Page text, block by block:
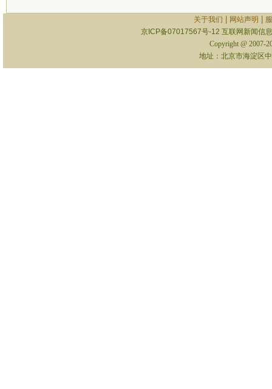
关于我们 网站声明
京ICP备07017567号-12 互联网新闻信
Copyright @ 2007-
地址：北京市海淀区